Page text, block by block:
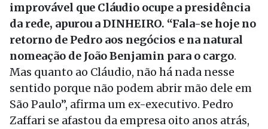
improvável que Cláudio ocupe a presidência
da rede, apurou a DINHEIRO. “Fala-se hoje no
retorno de Pedro aos negócios e na natural
nomeação de João Benjamin para o cargo.
Mas quanto ao Cláudio, não há nada nesse
sentido porque não podem abrir mão dele em
São Paulo”, afirma um ex-executivo. Pedro
Zaffari se afastou da empresa oito anos atrás,